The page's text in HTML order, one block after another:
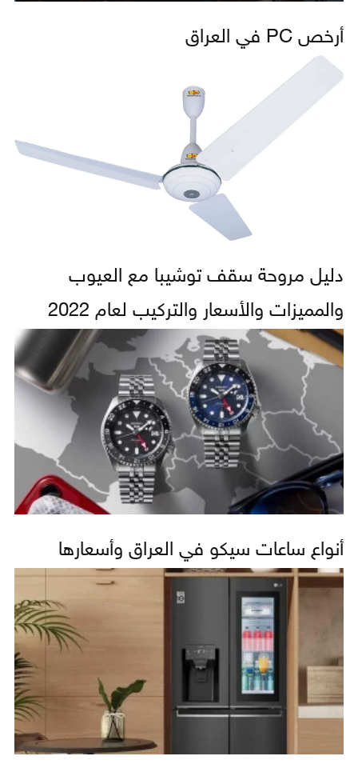
أرخص PC في العراق
دليل مروحة سقف توشيبا مع العيوب
والمميزات والأسعار والتركيب لعام 2022
أنواع ساعات سيكو في العراق وأسعارها